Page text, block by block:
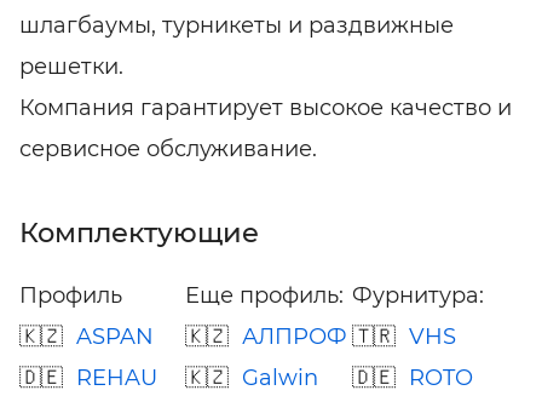
шлагбаумы, турникеты и раздвижные
решетки.
Компания гарантирует высокое качество и
сервисное обслуживание.
Комплектующие
Профиль
ASPAN
REHAU
Еще профиль:
АЛПРОФ
Galwin
Фурнитура:
VHS
ROTO